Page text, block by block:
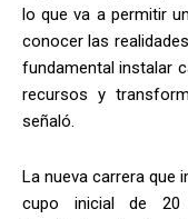
lo que va a permitir
conocer las
fundamental instalar
recursos y
señaló.
La nueva carrera que
cupo inicial de 20